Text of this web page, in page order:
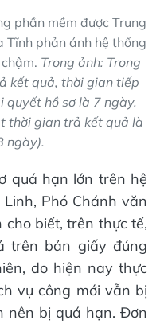
phần mềm được Trung
Tĩnh phản ánh hệ thống
Trong ảnh: Trong
kết quả, thời gian tiếp
hồ sơ là 7 ngày.
thời gian trả kết quả là
ngày).
quá hạn lớn trên hệ
Phó Chánh văn
cho biết, trên thực tế,
trên bản giấy đúng
do hiện nay thực
vụ công mới vẫn bị
nên bị quá hạn. Đơn